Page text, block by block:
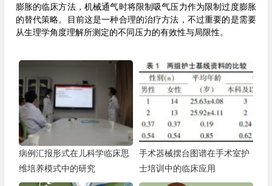
膨胀的临床方法，机械通气时将限制吸气压力作为限制过度膨胀
的替代策略。目前这是一种合理的治疗方法，不过重要的是需要
从生理学角度理解所测定的不同压力的有效性与局限性。
病例汇报形式在儿科学临床思
维培养模式中的研究
手术器械摆台图谱在手术室护
士培训中的临床应用